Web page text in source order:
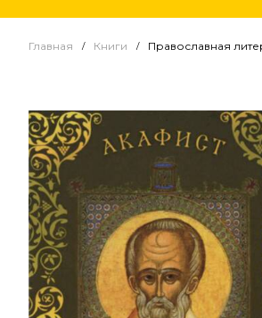
Главная Книги Православная